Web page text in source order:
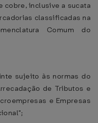
inclusive a sucata
classificadas na
Comum do
sujeito às normas do
de Tributos e
e Empresas